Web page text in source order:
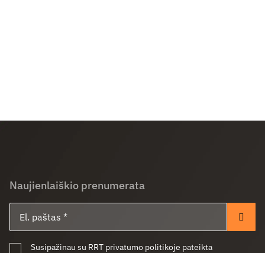
Naujienlaiškio prenumerata
Susipažinau su RRT privatumo politikoje pateikta